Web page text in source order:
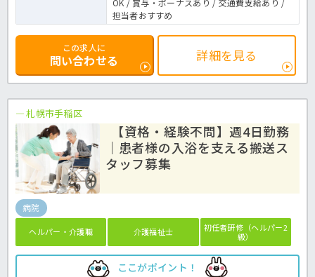
担当者おすすめ
この求人に
問い合わせる 詳細を見る
札幌市手稲区
【資格・経験不問】週4日勤務
｜患者様の入浴を支える搬送ス
タッフ募集
病院
ヘルパー・介護職 介護福祉士
初任者研修（ヘルパー2
級）
ここがポイント！